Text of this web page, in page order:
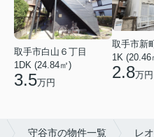
取手市白山６丁目
1DK (24.84㎡)
3.5万円
取手市新
1K (20.46
2.8万円
守谷市の物件一覧 レ